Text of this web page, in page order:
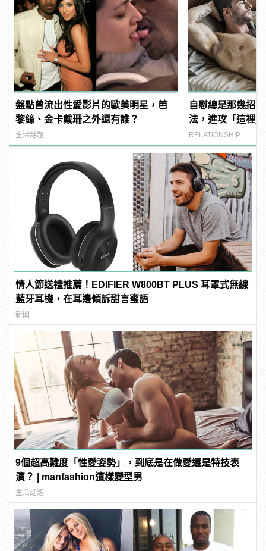
盤點曾流出性愛影片的歐美明星，芭
黎絲、金卡戴珊之外還有誰？
生活話題
自慰總是那幾招
法，進攻「這裡
RELATIONSHIP
情人節送禮推薦！EDIFIER W800BT PLUS 耳罩式無線
藍牙耳機，在耳邊傾訴甜言蜜語
新聞
9個超高難度「性愛姿勢」，到底是在做愛還是特技表
演？ | manfashion這樣變型男
生活話題